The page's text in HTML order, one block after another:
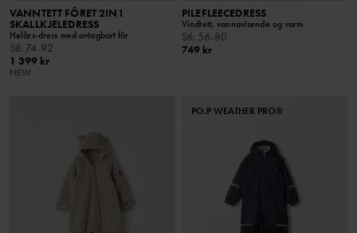
VANNTETT FÔRET 2IN1
SKALLKJELEDRESS
Helårs-dress med avtagbart fôr
Stl : 74-92
1 399 kr
NEW
PILEFLEECEDRESS
Vindtett, vannavisende og varm
Stl : 56-80
749 kr
PO.P WEATHER PRO®